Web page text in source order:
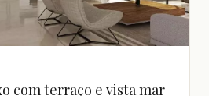
com terraço e vista mar